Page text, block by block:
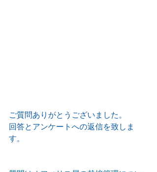
ご質問ありがとうございました。
回答とアンケートへの返信を致しま
す。